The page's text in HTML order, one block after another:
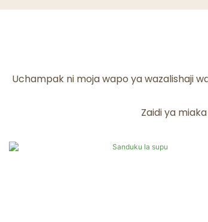
Uchampak ni moja wapo ya wazalishaji
Zaidi ya